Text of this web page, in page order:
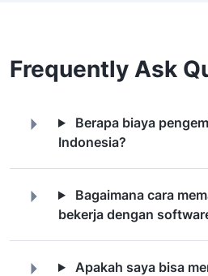
Frequently Ask
Berapa biaya
Indonesia?
Bagaimana cara
bekerja dengan
Apakah saya bisa